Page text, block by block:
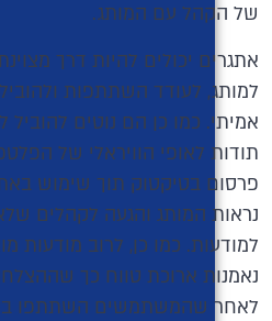
של הקהל עם המותג.
אתגרים יכולים להיות דרך
למותג, לעודד השתתפות
אמיתי. כמו כן הם נוטים
תודות לאופי הוויראלי של
פרסום בטיקטוק תוך שימוש
נראות המותג והגעה לקהלים
למודעות. כמו כן, לרוב מודעות
נאמנות ארוכת טווח כך
לאחר שהמשתמשים השתתפו